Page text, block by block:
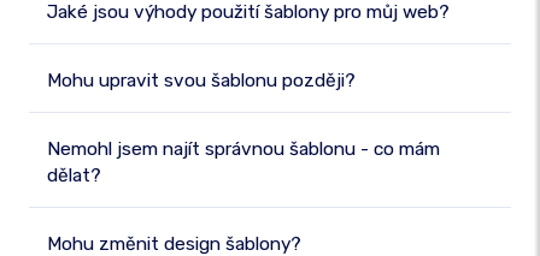
Jaké jsou výhody použití šablony pro můj web?
Mohu upravit svou šablonu později?
Nemohl jsem najít správnou šablonu - co mám
dělat?
Mohu změnit design šablony?